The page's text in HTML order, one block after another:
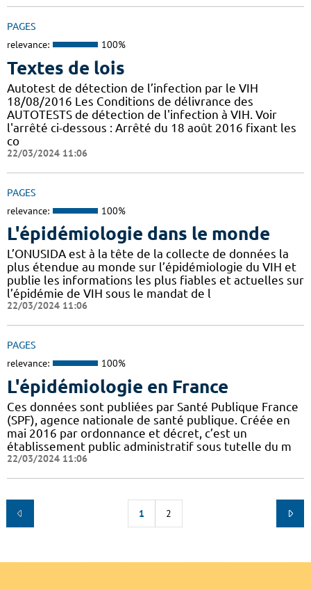
PAGES
relevance: 100%
Textes de lois
Autotest de détection de l’infection par le VIH
18/08/2016 Les Conditions de délivrance des
AUTOTESTS de détection de l'infection à VIH. Voir
l'arrêté ci-dessous : Arrêté du 18 août 2016 fixant les
co
22/03/2024 11:06
PAGES
relevance: 100%
L'épidémiologie dans le monde
L’ONUSIDA est à la tête de la collecte de données la
plus étendue au monde sur l’épidémiologie du VIH et
publie les informations les plus fiables et actuelles sur
l’épidémie de VIH sous le mandat de l
22/03/2024 11:06
PAGES
relevance: 100%
L'épidémiologie en France
Ces données sont publiées par Santé Publique France
(SPF), agence nationale de santé publique. Créée en
mai 2016 par ordonnance et décret, c’est un
établissement public administratif sous tutelle du m
22/03/2024 11:06
1 2